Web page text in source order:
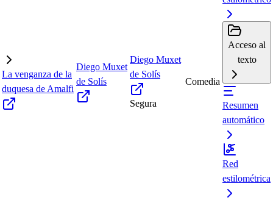
La venganza de la
duquesa de Amalfi
Diego Muxet
de Solís
Diego Muxet
de Solís
Segura
Comedia
Acceso al
texto
Resumen
automático
Red
estilométrica